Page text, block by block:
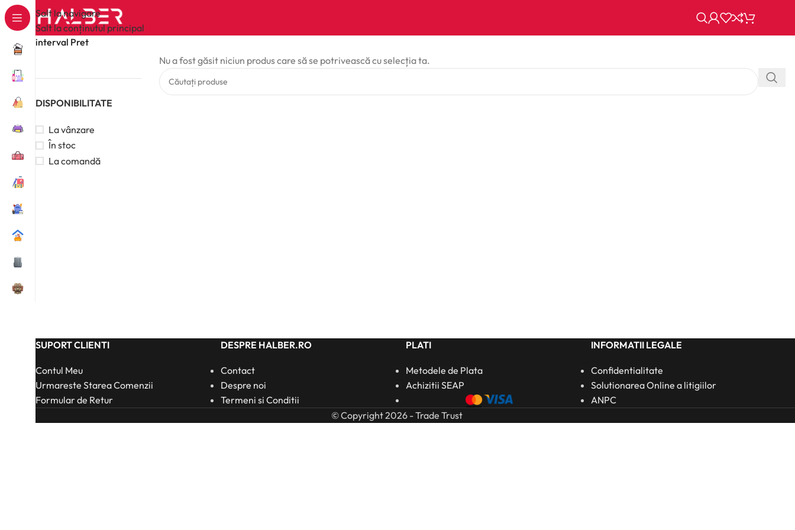
Salt la navigare
Salt la conținutul principal
interval Pret
DISPONIBILITATE
La vânzare
În stoc
La comandă
Nu a fost găsit niciun produs care să se potrivească cu selecția ta.
SUPORT CLIENTI
Contul Meu
Urmareste Starea Comenzii
Formular de Retur
DESPRE HALBER.RO
Contact
Despre noi
Termeni si Conditii
PLATI
Metodele de Plata
Achizitii SEAP
INFORMATII LEGALE
Confidentialitate
Solutionarea Online a litigiilor
ANPC
© Copyright 2026 - Trade Trust